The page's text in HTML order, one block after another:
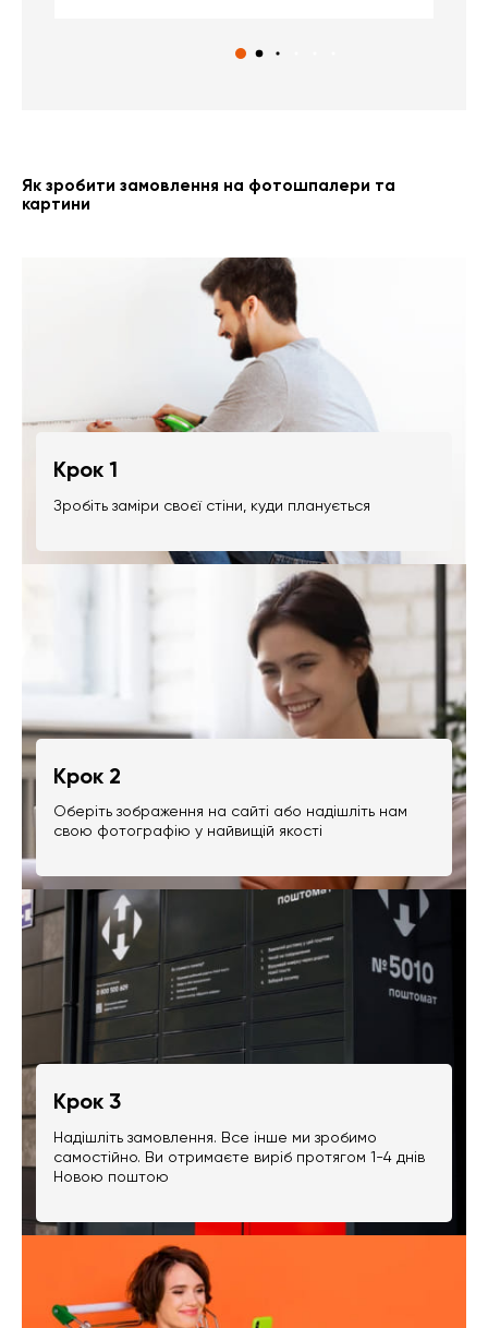
Як зробити замовлення на фотошпалери та
картини
Крок 1
Зробіть заміри своєї стіни, куди планується
Крок 2
Оберіть зображення на сайті або надішліть нам
свою фотографію у найвищій якості
Крок 3
Надішліть замовлення. Все інше ми зробимо
самостійно. Ви отримаєте виріб протягом 1-4 днів
Новою поштою